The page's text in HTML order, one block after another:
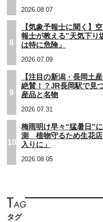
2026.08.07
8
【気象予報士に聞く】
報士が教える”天気下り
は特に危険」
2026.07.09
9
【注目の新潟・長岡土
絶賛！？JR長岡駅で見
産品と名物
2026.07.31
10
梅雨明け早々“猛暑日”
測 植物守るため生花店
入りに」
2026.08.05
タグ